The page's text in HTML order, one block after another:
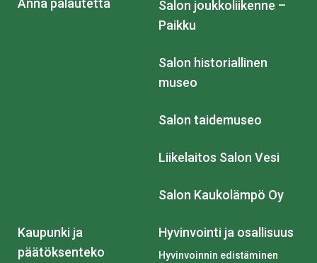
Anna palautetta
Salon joukkoliikenne –
Paikku
Salon historiallinen
museo
Salon taidemuseo
Liikelaitos Salon Vesi
Salon Kaukolämpö Oy
Kaupunki ja
päätöksenteko
Hyvinvointi ja osallisuus
Hyvinvoinnin edistäminen